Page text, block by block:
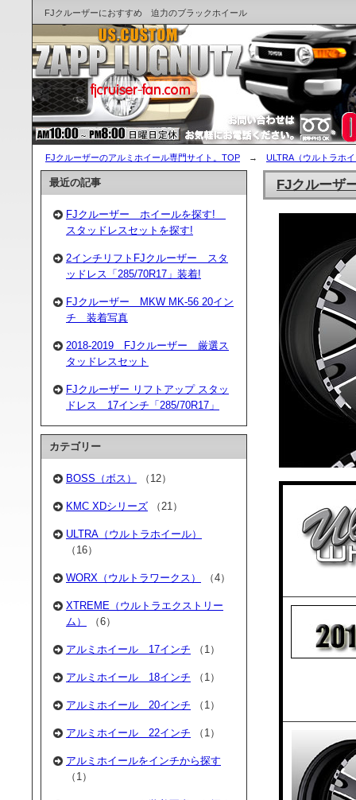
FJクルーザーにおすすめ 迫力のブラックホイール
FJクルーザ
最近の記事
FJクルーザー ホイールを探す!
スタッドレスセットを探す!
2インチリフトFJクルーザー スタ
ッドレス「285/70R17」装着!
FJクルーザー MKW MK-56 20イン
チ 装着写真
2018-2019 FJクルーザー 厳選ス
タッドレスセット
FJクルーザー リフトアップ スタッ
ドレス 17インチ「285/70R17」
カテゴリー
BOSS（ボス） （12）
KMC XDシリーズ （21）
ULTRA（ウルトラホイール）
（16）
WORX（ウルトラワークス） （4）
XTREME（ウルトラエクストリー
ム）
（6）
アルミホイール 17インチ （1）
アルミホイール 18インチ （1）
アルミホイール 20インチ （1）
アルミホイール 22インチ （1）
アルミホイールをインチから探す
（1）
FJクルーザーのアルミホイール専門サイト。TOP → ULTRA（ウルトラホ